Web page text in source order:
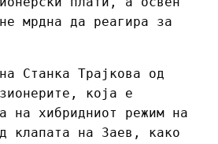
мрдна да реагира за
Станка Трајкова од
која е
на хибридниот режим на
клапата на Заев, како